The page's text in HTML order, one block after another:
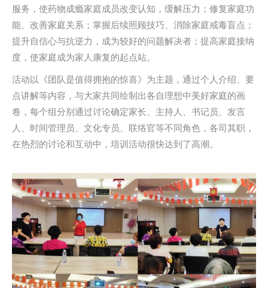
服务，使药物成瘾家庭成员改变认知，缓解压力；修复家庭功
能、改善家庭关系；掌握后续照顾技巧、消除家庭戒毒盲点；
提升自信心与抗逆力，成为较好的问题解决者；提高家庭接纳
度，使家庭成为家人康复的起点站。
活动以《团队是值得拥抱的惊喜》为主题，通过个人介绍、要
点讲解等内容，与大家共同绘制出各自理想中美好家庭的画
卷，每个组分别通过讨论确定家长、主持人、书记员、发言
人、时间管理员、文化专员、联络官等不同角色，各司其职，
在热烈的讨论和互动中，培训活动很快达到了高潮。